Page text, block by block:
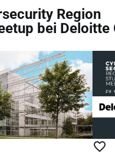
Region
bei Deloitte
favorite_border